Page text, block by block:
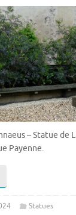
– Statue de
Payenne.
Statues